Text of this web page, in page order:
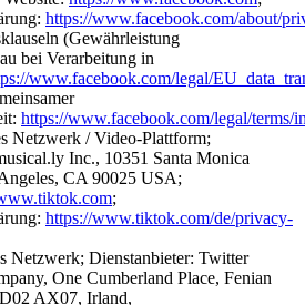
https://www.facebook.com/about/
(Gewährleistung
bei Verarbeitung in
www.facebook.com/legal/
https://www.facebook.com/legal/terms/
Netzwerk / Video-Plattform;
Inc., 10351 Santa Monica
CA 90025 USA;
;
https://www.tiktok.com/de/privacy-
Netzwerk; Dienstanbieter: Twitter
One Cumberland Place, Fenian
AX07, Irland,